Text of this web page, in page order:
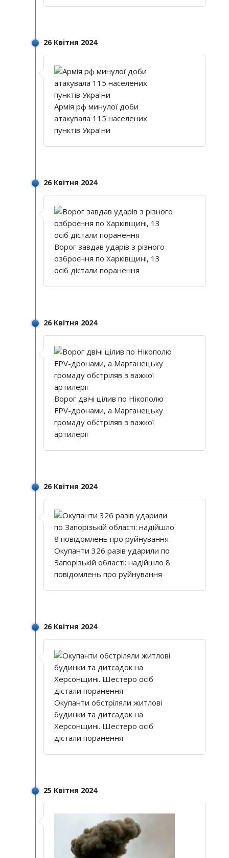
26 Квітня 2024
Армія рф минулої доби
атакувала 115 населених
пунктів України
26 Квітня 2024
Ворог завдав ударів з різного
озброєння по Харківщині, 13
осіб дістали поранення
26 Квітня 2024
Ворог двічі цілив по Нікополю
FPV-дронами, а Марганецьку
громаду обстріляв з важкої
артилерії
26 Квітня 2024
Окупанти 326 разів ударили по
Запорізькій області: надійшло 8
повідомлень про руйнування
26 Квітня 2024
Окупанти обстріляли житлові
будинки та дитсадок на
Херсонщині. Шестеро осіб
дістали поранення
25 Квітня 2024